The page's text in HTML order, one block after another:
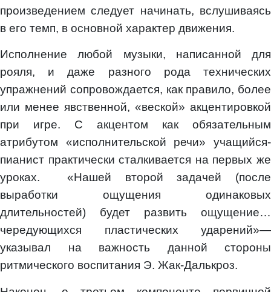
произведением следует начинать, вслушиваясь
в его темп, в основной характер движения.
Исполнение любой музыки, написанной для
рояля, и даже разного рода технических
упражнений сопровождается, как правило, более
или менее явственной, «веской» акцентировкой
при игре. С акцентом как обязательным
атрибутом «исполнительской речи» учащийся-
пианист практически сталкивается на первых же
уроках. «Нашей второй задачей (после
выработки ощущения одинаковых
длительностей) будет развить ощущение…
чередующихся пластических ударений»—
указывал на важность данной стороны
ритмического воспитания Э. Жак-Далькроз.